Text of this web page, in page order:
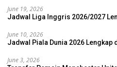
June 19, 2026
Jadwal Liga Inggris 2026/2027
June 10, 2026
Jadwal Piala Dunia 2026
June 3, 2026